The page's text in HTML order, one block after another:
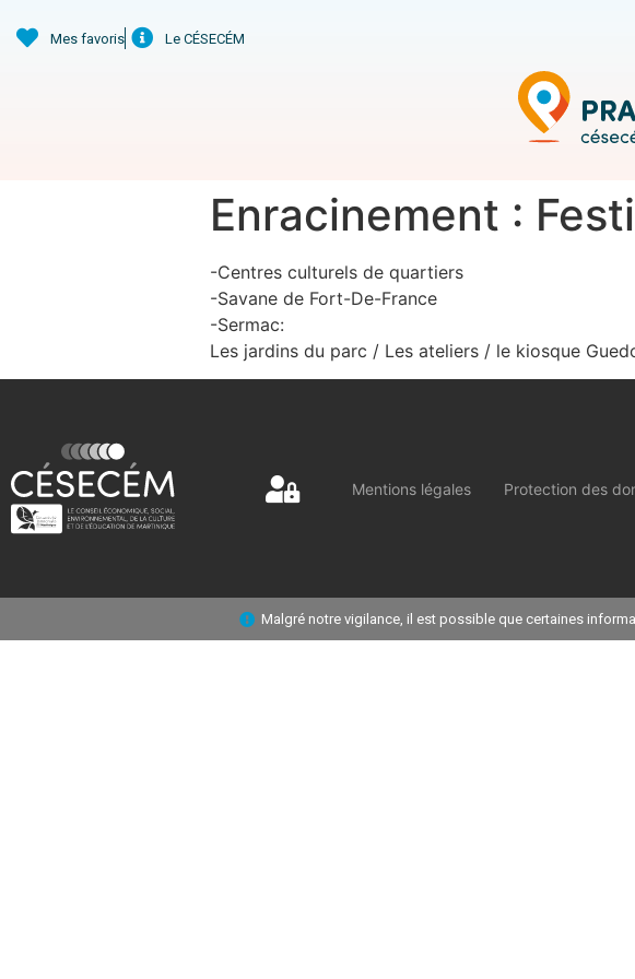
Mes favoris Le CÉSECÉM
Enracinement :
-Centres culturels de quartiers
-Savane de Fort-De-France
-Sermac:
Les jardins du parc / Les ateliers / le kiosque
Mentions légales Protection des
Malgré notre vigilance, il est possible que certaines